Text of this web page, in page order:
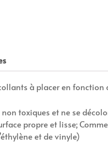
à placer en fonction
toxiques et ne se
propre et lisse;
et de vinyle)